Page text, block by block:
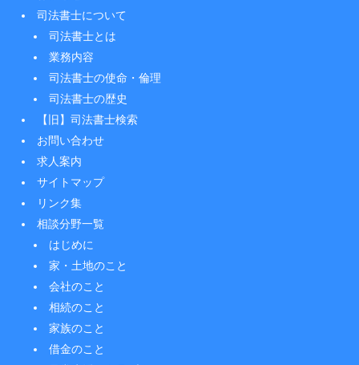
司法書士について
司法書士とは
業務内容
司法書士の使命・倫理
司法書士の歴史
【旧】司法書士検索
お問い合わせ
求人案内
サイトマップ
リンク集
相談分野一覧
はじめに
家・土地のこと
会社のこと
相続のこと
家族のこと
借金のこと